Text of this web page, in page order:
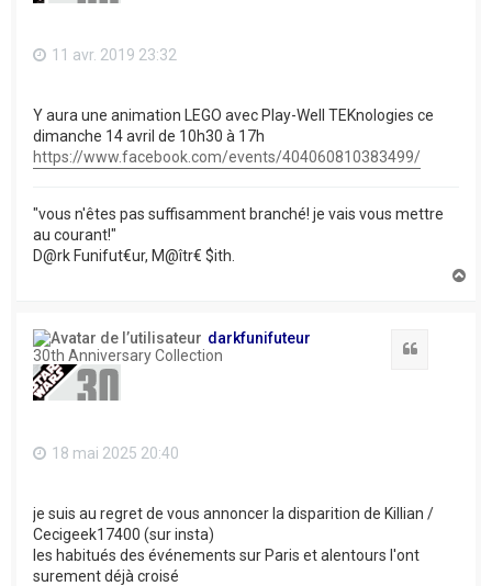
11 avr. 2019 23:32
Y aura une animation LEGO avec Play-Well TEKnologies ce
dimanche 14 avril de 10h30 à 17h
https://www.facebook.com/events/404060810383499/
"vous n'êtes pas suffisamment branché! je vais vous mettre
au courant!"
D@rk Funifut€ur, M@îtr€ $ith.
darkfunifuteur
30th Anniversary Collection
18 mai 2025 20:40
je suis au regret de vous annoncer la disparition de Killian /
Cecigeek17400 (sur insta)
les habitués des événements sur Paris et alentours l'ont
surement déjà croisé